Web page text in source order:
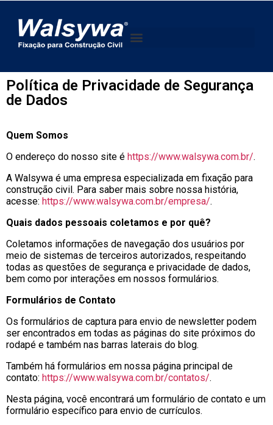
Política de Privacidade de Segurança
de Dados
Quem Somos
O endereço do nosso site é https://www.walsywa.com.br/.
A Walsywa é uma empresa especializada em fixação para
construção civil. Para saber mais sobre nossa história,
acesse: https://www.walsywa.com.br/empresa/.
Quais dados pessoais coletamos e por quê?
Coletamos informações de navegação dos usuários por
meio de sistemas de terceiros autorizados, respeitando
todas as questões de segurança e privacidade de dados,
bem como por interações em nossos formulários.
Formulários de Contato
Os formulários de captura para envio de newsletter podem
ser encontrados em todas as páginas do site próximos do
rodapé e também nas barras laterais do blog.
Também há formulários em nossa página principal de
contato: https://www.walsywa.com.br/contatos/.
Nesta página, você encontrará um formulário de contato e um
formulário específico para envio de currículos.